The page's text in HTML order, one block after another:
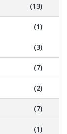
(13)
(1)
(3)
(7)
(2)
(7)
(1)